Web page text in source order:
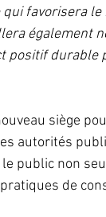
favorisera
également
positif durable
siège
autorités
public non
de